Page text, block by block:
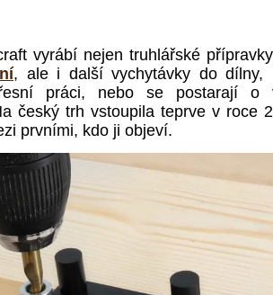
vyrábí nejen truhlářské
, ale i další vychytávky do dílny,
práci, nebo se postarají o
český trh vstoupila teprve v roce
prvními, kdo ji objeví.